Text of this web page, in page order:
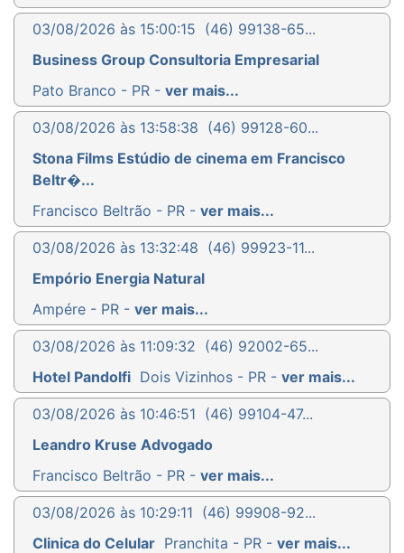
03/08/2026 às 15:00:15 (46) 99138-65...
Business Group Consultoria Empresarial
Pato Branco - PR - ver mais...
03/08/2026 às 13:58:38 (46) 99128-60...
Stona Films Estúdio de cinema em Francisco
Beltr�...
Francisco Beltrão - PR - ver mais...
03/08/2026 às 13:32:48 (46) 99923-11...
Empório Energia Natural
Ampére - PR - ver mais...
03/08/2026 às 11:09:32 (46) 92002-65...
Hotel Pandolfi Dois Vizinhos - PR - ver mais...
03/08/2026 às 10:46:51 (46) 99104-47...
Leandro Kruse Advogado
Francisco Beltrão - PR - ver mais...
03/08/2026 às 10:29:11 (46) 99908-92...
Clinica do Celular Pranchita - PR - ver mais...